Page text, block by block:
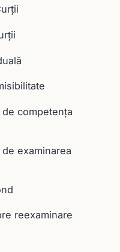
competența
examinarea
reexaminare